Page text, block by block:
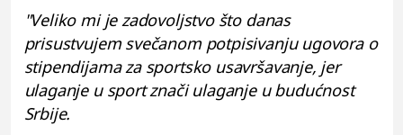
"Veliko mi je zadovoljstvo što danas
prisustvujem svečanom potpisivanju ugovora o
stipendijama za sportsko usavršavanje, jer
ulaganje u sport znači ulaganje u budućnost
Srbije.